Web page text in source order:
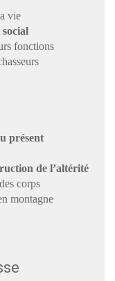
vie
fonctions
présent
de l’altérité
corps
montagne